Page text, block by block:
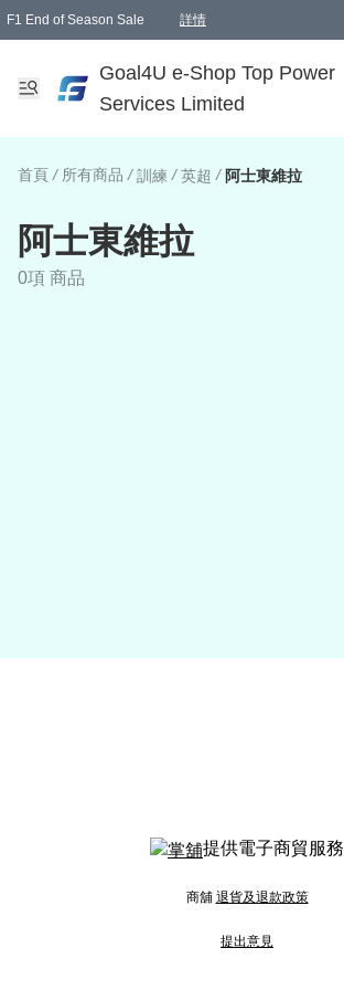
F1 End of Season Sale 詳情
Goal4U e-Shop Top Power
Services Limited
首頁 / 所有商品 / 訓練 / 英超 / 阿士東維拉
阿士東維拉
0項 商品
提供電子商貿服務
商舖 退貨及退款政策
提出意見